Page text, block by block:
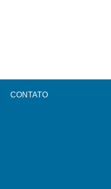
CONTATO